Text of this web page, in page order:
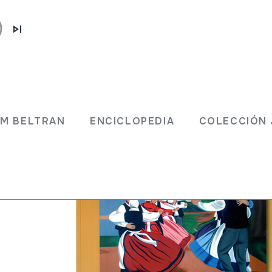
BELTRAN ENCICLOPEDIA COLECCIÓN